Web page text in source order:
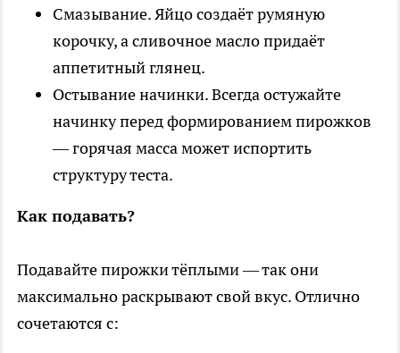
Смазывание. Яйцо создаёт румяную
корочку, а сливочное масло придаёт
аппетитный глянец.
Остывание начинки. Всегда остужайте
начинку перед формированием пирожков
— горячая масса может испортить
структуру теста.
Как подавать?
Подавайте пирожки тёплыми — так они
максимально раскрывают свой вкус. Отлично
сочетаются с: